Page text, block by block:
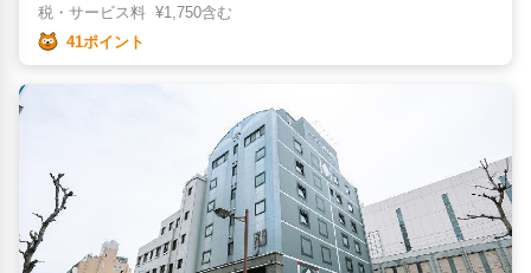
税・サービス料 ¥1,750含む
41ポイント